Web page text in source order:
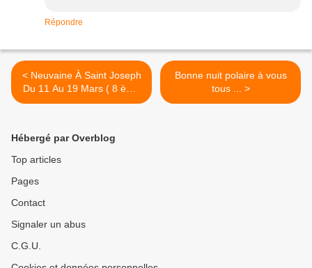
Répondre
< Neuvaine À Saint Joseph
Du 11 Au 19 Mars ( 8 ème
Jour )
Bonne nuit polaire à vous
tous ... >
Hébergé par Overblog
Top articles
Pages
Contact
Signaler un abus
C.G.U.